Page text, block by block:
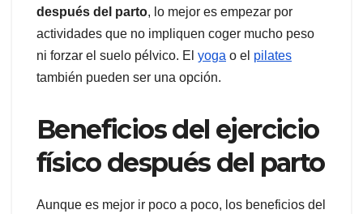
después del parto, lo mejor es empezar por
actividades que no impliquen coger mucho peso
ni forzar el suelo pélvico. El yoga o el pilates
también pueden ser una opción.
Beneficios del ejercicio
físico después del parto
Aunque es mejor ir poco a poco, los beneficios del